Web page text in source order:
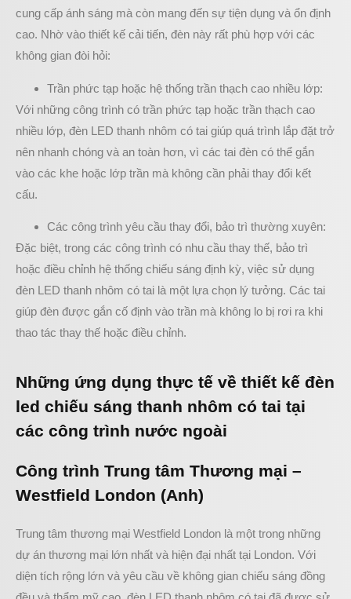
cung cấp ánh sáng mà còn mang đến sự tiện dụng và ổn định
cao. Nhờ vào thiết kế cải tiến, đèn này rất phù hợp với các
không gian đòi hỏi:
Trần phức tạp hoặc hệ thống trần thạch cao nhiều lớp:
Với những công trình có trần phức tạp hoặc trần thạch cao
nhiều lớp, đèn LED thanh nhôm có tai giúp quá trình lắp đặt trở
nên nhanh chóng và an toàn hơn, vì các tai đèn có thể gắn
vào các khe hoặc lớp trần mà không cần phải thay đổi kết
cấu.
Các công trình yêu cầu thay đổi, bảo trì thường xuyên:
Đặc biệt, trong các công trình có nhu cầu thay thế, bảo trì
hoặc điều chỉnh hệ thống chiếu sáng định kỳ, việc sử dụng
đèn LED thanh nhôm có tai là một lựa chọn lý tưởng. Các tai
giúp đèn được gắn cố định vào trần mà không lo bị rơi ra khi
thao tác thay thế hoặc điều chỉnh.
Những ứng dụng thực tế về thiết kế đèn
led chiếu sáng thanh nhôm có tai tại
các công trình nước ngoài
Công trình Trung tâm Thương mại –
Westfield London (Anh)
Trung tâm thương mại Westfield London là một trong những
dự án thương mại lớn nhất và hiện đại nhất tại London. Với
diện tích rộng lớn và yêu cầu về không gian chiếu sáng đồng